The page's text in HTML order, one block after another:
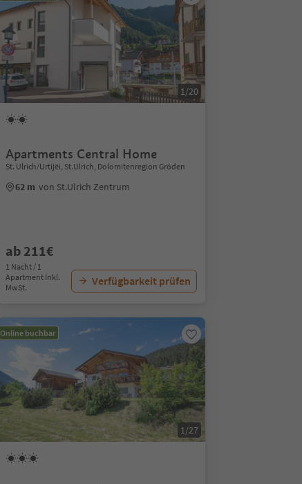
1/20
Apartments Central Home
St. Ulrich/Urtijëi, St.Ulrich, Dolomitenregion Gröden
62 m von St.Ulrich Zentrum
ab 211€
1 Nacht / 1
Apartment Inkl.
MwSt.
Verfügbarkeit prüfen
Online buchbar
1/27